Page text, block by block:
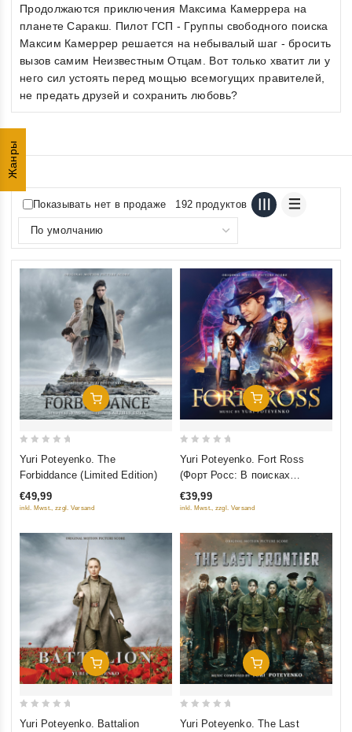
Жанры
Продолжаются приключения Максима Камеррера на
планете Саракш. Пилот ГСП - Группы свободного поиска
Максим Камеррер решается на небывалый шаг - бросить
вызов самим Неизвестным Отцам. Вот только хватит ли у
него сил устоять перед мощью всемогущих правителей,
не предать друзей и сохранить любовь?
Показывать нет в продаже 192 продуктов
Добавить В Корзину
5
Yuri Poteyenko. The
Forbiddance (Limited Edition)
€49,99
inkl. Mwst., zzgl. Versand
Добавить В Корзину
5
Yuri Poteyenko. Fort Ross
(Форт Росс: В поисках
приключений)
€39,99
inkl. Mwst., zzgl. Versand
Добавить В Корзину
Yuri Poteyenko. Battalion
Добавить В Корзину
Yuri Poteyenko. The Last